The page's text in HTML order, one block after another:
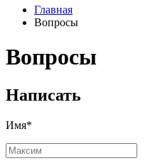
Главная
Вопросы
Вопросы
Написать
Имя*